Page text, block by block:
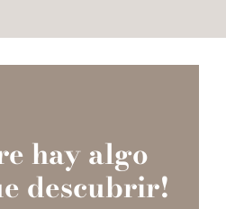
hay algo
descubrir!